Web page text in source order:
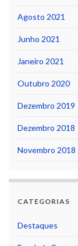
Agosto 2021
Junho 2021
Janeiro 2021
Outubro 2020
Dezembro 2019
Dezembro 2018
Novembro 2018
CATEGORIAS
Destaques